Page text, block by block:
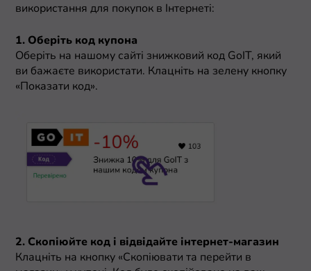
використання для покупок в Інтернеті:
1. Оберіть код купона
Оберіть на нашому сайті знижковий код GoIT, який
ви бажаєте використати. Клацніть на зелену кнопку
«Показати код».
2. Скопіюйте код і відвідайте інтернет-магазин
Клацніть на кнопку «Скопіювати та перейти в